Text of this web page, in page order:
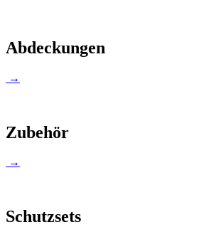
Abdeckungen
→
Zubehör
→
Schutzsets